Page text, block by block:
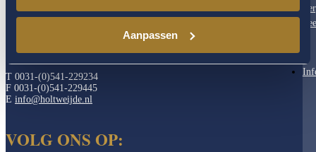
Aanpassen
Landgoed De Holtweijde
Kvk 06049053
T 0031-(0)541-229234
F 0031-(0)541-229445
E info@holtweijde.nl
VOLG ONS OP: